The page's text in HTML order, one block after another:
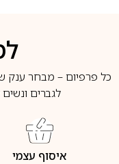
כל פרפיום – מבחר ענק
לגברים
איסוף עצמי